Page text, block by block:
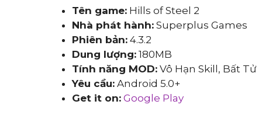
Tên game: Hills of Steel 2
Nhà phát hành: Superplus Games
Phiên bản: 4.3.2
Dung lượng: 180MB
Tính năng MOD: Vô Hạn Skill, Bất Tử
Yêu cầu: Android 5.0+
Get it on: Google Play